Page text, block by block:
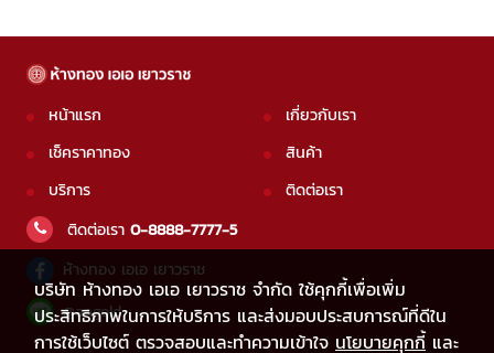
บริษัท ห้างทอง เอเอ เยาวราช จำกัด ใช้คุกกี้เพื่อเพิ่ม
ประสิทธิภาพในการให้บริการ และส่งมอบประสบการณ์ที่ดีใน
การใช้เว็บไซต์ ตรวจสอบและทำความเข้าใจ นโยบายคุกกี้และ
หน้าแรก
เช็คราคาทอง
บริการ
เกี่ยวกับเรา
สินค้า
ติดต่อเรา
ติดต่อเรา 0-8888-7777-5
ห้างทอง เอเอ เยาวราช
@aagold